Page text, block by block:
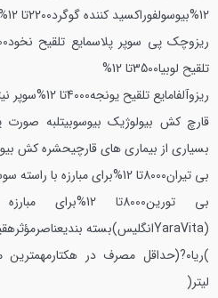
12% بیوسولفوراکسید کننده گوگرد2200تا 12%تسریع در اکسیداسیون گوگرد
ریزوچک پی سوپر پلاسمایع تلقیح نخود3500تا 12%
تلقیح لوبیا3500تا 12%
ریزوآلفامایع تلقیح یونجه4000تا 12%
سوپر نیترو
بسیاری از بیماری های قارچیحشره کش
بی تیران8000تا 12%برای مبارزه با راسته سوسکها
بی تورین8000تا 12%برای مبارزه باراسته پروانه ها
(YaraVitaانگلیس)بسته بندیعناصرمؤثرهقیمت
)ریا٠?(حداقل مصرف در هکتارمهمترین محصولات نیازمند
لیتر(